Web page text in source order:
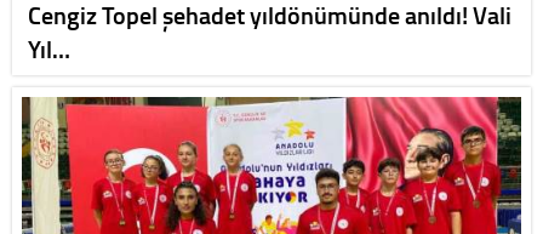
Cengiz Topel şehadet yıldönümünde anıldı! Vali
Yıl…